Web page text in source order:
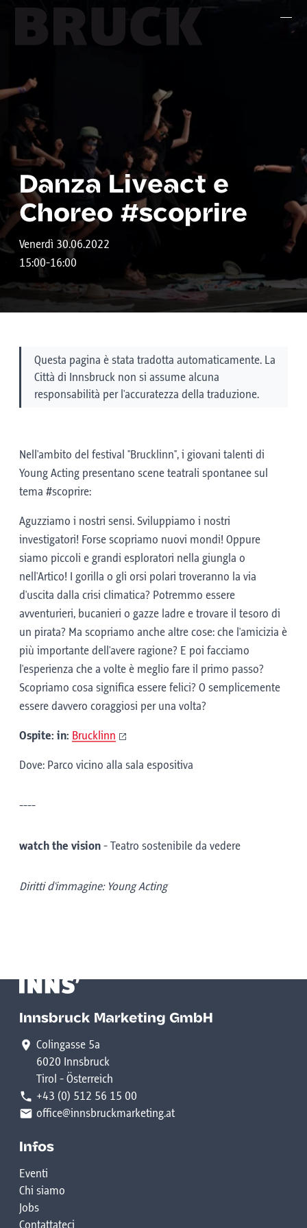
+43 (0) 512 / 56 15 00
office@innsbruckmarketing.at
Mo. – Fr.: 9:00 – 17:00 Uhr
Danza Liveact e
Choreo #scoprire
Venerdì 30.06.2022
15:00-16:00
Questa pagina è stata tradotta automaticamente. La
Città di Innsbruck non si assume alcuna
responsabilità per l'accuratezza della traduzione.
Nell'ambito del festival "Brucklinn", i giovani talenti di
Young Acting presentano scene teatrali spontanee sul
tema #scoprire:
Aguzziamo i nostri sensi. Sviluppiamo i nostri
investigatori! Forse scopriamo nuovi mondi! Oppure
siamo piccoli e grandi esploratori nella giungla o
nell'Artico! I gorilla o gli orsi polari troveranno la via
d'uscita dalla crisi climatica? Potremmo essere
avventurieri, bucanieri o gazze ladre e trovare il tesoro di
un pirata? Ma scopriamo anche altre cose: che l'amicizia è
più importante dell'avere ragione? E poi facciamo
l'esperienza che a volte è meglio fare il primo passo?
Scopriamo cosa significa essere felici? O semplicemente
essere davvero coraggiosi per una volta?
Ospite: in: Brucklinn
Dove: Parco vicino alla sala espositiva
----
watch the vision - Teatro sostenibile da vedere
Diritti d'immagine: Young Acting
Innsbruck Marketing GmbH
Colingasse 5a
6020 Innsbruck
Tirol - Österreich
+43 (0) 512 56 15 00
office@innsbruckmarketing.at
Infos
Eventi
Chi siamo
Jobs
Contattateci